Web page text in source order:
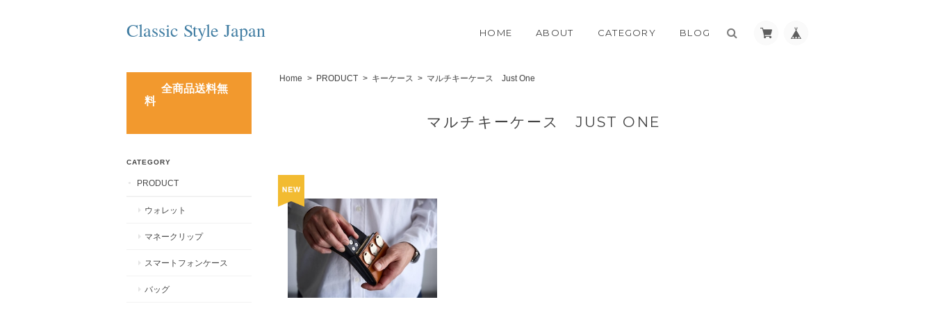
Classic Style Japan HOME ABOUT CATEGORY BLOG
Home PRODUCT キーケース マルチキーケース Just One
マルチキーケース JUST ONE
全商品送料無
料
CATEGORY
PRODUCT
ウォレット
マネークリップ
スマートフォンケース
バッグ